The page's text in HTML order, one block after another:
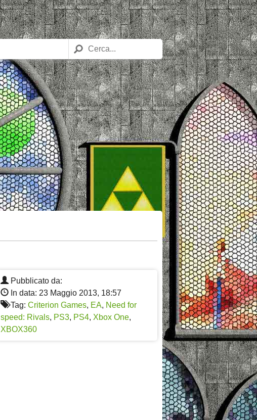
Pubblicato da:
In data: 23 Maggio 2013, 18:57
Tag: Criterion Games, EA, Need for
speed: Rivals, PS3, PS4, Xbox One,
XBOX360